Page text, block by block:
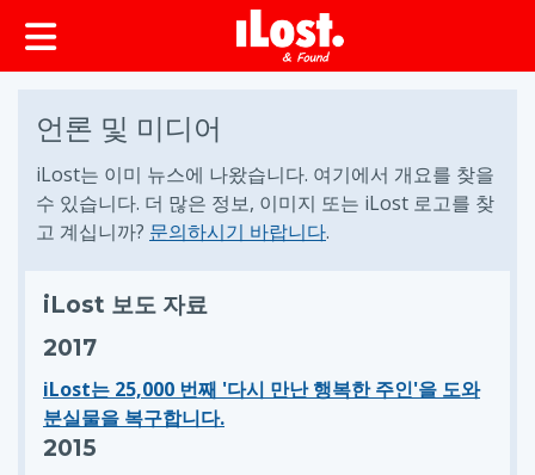
언론 및 미디어
iLost는 이미 뉴스에 나왔습니다. 여기에서 개요를 찾을
수 있습니다. 더 많은 정보, 이미지 또는 iLost 로고를 찾
고 계십니까? 문의하시기 바랍니다.
iLost 보도 자료
2017
iLost는 25,000 번째 '다시 만난 행복한 주인'을 도와
분실물을 복구합니다.
2015